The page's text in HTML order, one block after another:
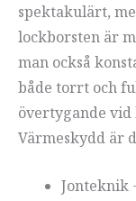
spektakulärt,
lockborsten är
man också
både torrt och
övertygande
Värmeskydd är
Jonteknik